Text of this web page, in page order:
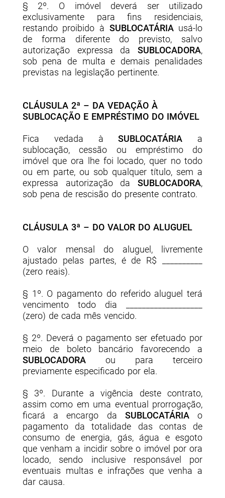
§ 2º. O imóvel deverá ser utilizado
exclusivamente para fins residenciais,
restando proibido à SUBLOCATÁRIAusá-lo
de forma diferente do previsto, salvo
autorização expressa daSUBLOCADORA,
sob pena de multa e demais penalidades
previstas na legislação pertinente.
CLÁUSULA 2ª – DA VEDAÇÃO À
SUBLOCAÇÃO E EMPRÉSTIMO DO IMÓVEL
Fica vedada àSUBLOCATÁRIA a
sublocação, cessão ou empréstimo do
imóvel que ora lhe foi locado, quer no todo
ou em parte, ou sob qualquer título, sem a
expressa autorização daSUBLOCADORA,
sob pena de rescisão do presente contrato.
CLÁUSULA 3ª – DO VALOR DO ALUGUEL
O valor mensal do aluguel, livremente
ajustado pelas partes, é de R$ __________
(zero reais).
§ 1º. O pagamento do referido aluguel terá
vencimento todo dia ___________________
(zero) de cada mês vencido.
§ 2º. Deverá o pagamento ser efetuado por
meio de boleto bancário favorecendo a
SUBLOCADORAou para terceiro
previamente especificado por ela.
§ 3º. Durante a vigência deste contrato,
assim como em uma eventual prorrogação,
ficará a encargo da SUBLOCATÁRIAo
pagamento da totalidade das contas de
consumo de energia, gás, água e esgoto
que venham a incidir sobre o imóvel por ora
locado, sendo inclusive responsável por
eventuais multas e infrações que venha a
dar causa.